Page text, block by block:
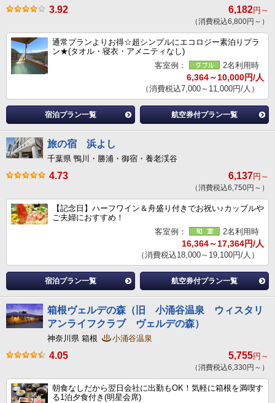
3.92 6,182円～
（消費税込6,800円～）
通常プランよりお得☆超シンプルにエコロジー素泊りプラ
ン★(タオル・寝衣・アメニティなし)
客室例：
2名利用時
6,364～10,000円/人
（消費税込7,000～11,000円/人）
宿泊プラン一覧 航空券付プラン一覧
旅の宿 浜よし
千葉県 鴨川・勝浦・御宿・養老渓谷
4.73 6,137円～
（消費税込6,750円～）
【記念日】ハーフワイン＆舟盛り付きでお祝い♪カップルや
ご夫婦におすすめ！
客室例：
2名利用時
16,364～17,364円/人
（消費税込18,000～19,100円/人）
宿泊プラン一覧 航空券付プラン一覧
箱根ヴェルデの森（旧 小涌谷温泉 ウィスタリ
アンライフクラブ ヴェルデの森）
神奈川県 箱根 小涌谷温泉
4.05 5,755円～
（消費税込6,330円～）
朝食なしだから翌日会社に出勤もOK！気軽に箱根を満喫す
る1泊夕食付き(明星会席)